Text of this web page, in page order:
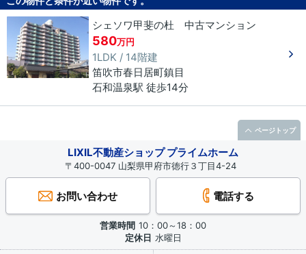
シェソワ甲斐の杜 中古マンション
580万円
1LDK / 14階建
笛吹市春日居町鎮目
石和温泉駅 徒歩14分
LIXIL不動産ショップ プライムホーム
〒400-0047 山梨県甲府市徳行３丁目4-24
お問い合わせ 電話する
営業時間 10：00～18：00
定休日 水曜日
ページトップ